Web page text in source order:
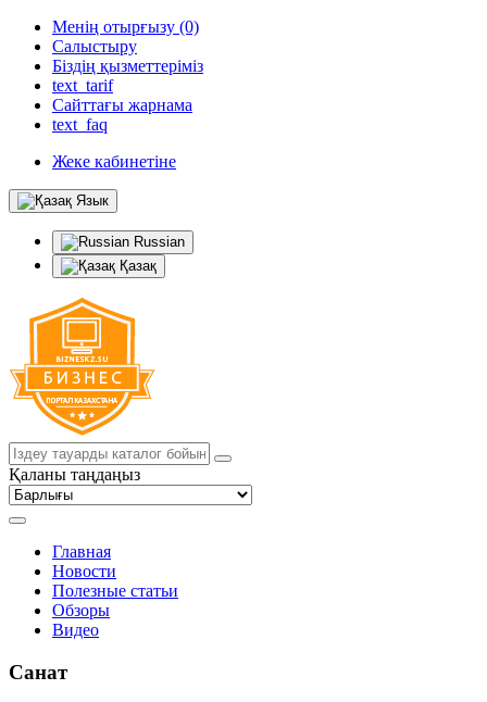
Менің отырғызу (0)
Салыстыру
Біздің қызметтеріміз
text_tarif
Сайттағы жарнама
text_faq
Жеке кабинетіне
Язык
Russian
Қазақ
Қаланы таңдаңыз
Главная
Новости
Полезные статьи
Обзоры
Видео
Санат